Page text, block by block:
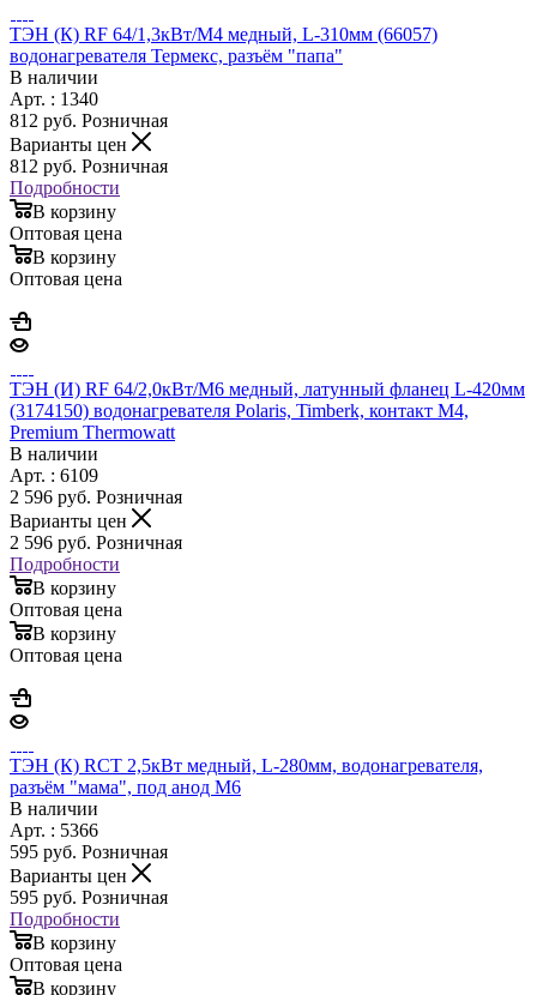
ТЭН (К) RF 64/1,3кВт/М4 медный, L-310мм (66057)
водонагревателя Термекс, разъём "папа"
В наличии
Арт. : 1340
812 руб. Розничная
Варианты цен
812 руб. Розничная
Подробности
В корзину
Оптовая цена
В корзину
Оптовая цена
ТЭН (И) RF 64/2,0кВт/М6 медный, латунный фланец L-420мм
(3174150) водонагревателя Polaris, Timberk, контакт М4,
Premium Thermowatt
В наличии
Арт. : 6109
2 596 руб. Розничная
Варианты цен
2 596 руб. Розничная
Подробности
В корзину
Оптовая цена
В корзину
Оптовая цена
ТЭН (К) RCT 2,5кВт медный, L-280мм, водонагревателя,
разъём "мама", под анод М6
В наличии
Арт. : 5366
595 руб. Розничная
Варианты цен
595 руб. Розничная
Подробности
В корзину
Оптовая цена
В корзину